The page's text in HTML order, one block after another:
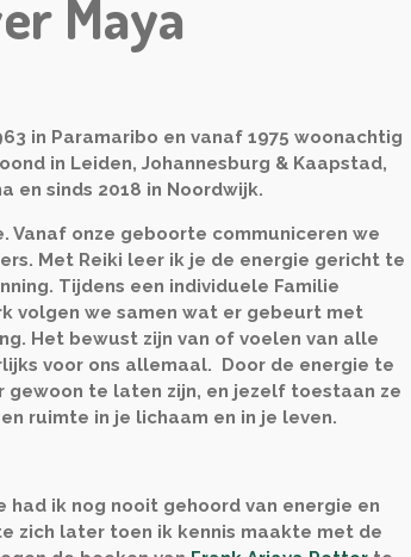
Maya
in Paramaribo en vanaf 1975 woonachtig
in Leiden, Johannesburg & Kaapstad,
en sinds 2018 in Noordwijk.
Vanaf onze geboorte communiceren we
Met Reiki leer ik je de energie gericht te
Tijdens een individuele Familie
volgen we samen wat er gebeurt met
Het bewust zijn van of voelen van alle
voor ons allemaal. Door de energie te
te laten zijn, en jezelf toestaan ze
ruimte in je lichaam en in je leven.
ik nog nooit gehoord van energie en
zich later toen ik kennis maakte met de